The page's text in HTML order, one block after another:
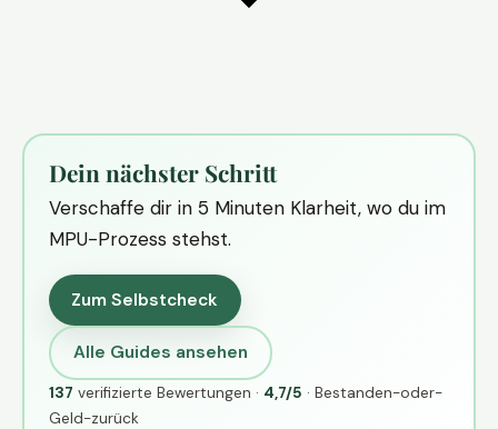
Dein nächster Schritt
Verschaffe dir in 5 Minuten Klarheit, wo du im
MPU-Prozess stehst.
Zum Selbstcheck
Alle Guides ansehen
137 verifizierte Bewertungen · 4,7/5 · Bestanden-oder-
Geld-zurück